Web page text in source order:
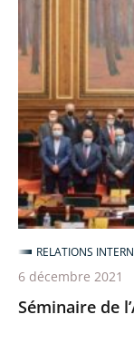
de
l’ACA-
Europe
à
Paris
Séminaire de
RELATIONS
6 décembre 2021